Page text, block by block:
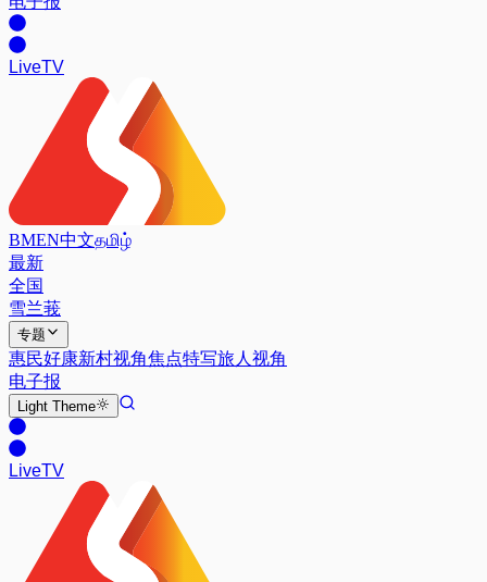
LiveTV
BMEN中文தமிழ்
最新
全国
雪兰莪
专题
惠民好康新村视角焦点特写旅人视角
电子报
Light Theme
LiveTV